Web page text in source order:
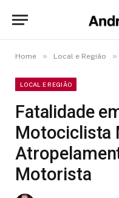
Home » Local e Região »
LOCAL E REGIÃO
Fatalidade
Motociclista
Motorista